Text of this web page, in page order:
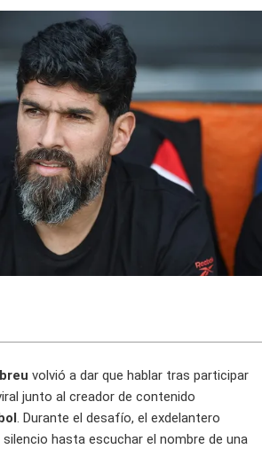
volvió a dar que hablar tras participar
junto al creador de contenido
. Durante el desafío, el exdelantero
hasta escuchar el nombre de una